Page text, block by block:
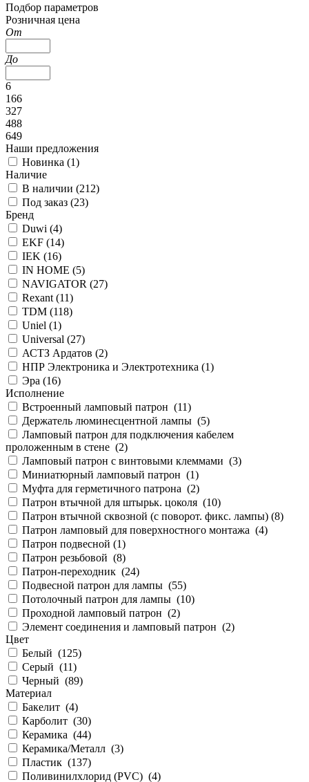
Подбор параметров
Розничная цена
От
До
6
166
327
488
649
Наши предложения
Новинка (1)
Наличие
В наличии (212)
Под заказ (23)
Бренд
Duwi (4)
EKF (14)
IEK (16)
IN HOME (5)
NAVIGATOR (27)
Rexant (11)
TDM (118)
Uniel (1)
Universal (27)
АСТЗ Ардатов (2)
НПР Электроника и Электротехника (1)
Эра (16)
Исполнение
Встроенный ламповый патрон (11)
Держатель люминесцентной лампы (5)
Ламповый патрон для подключения кабелем
проложенным в стене (2)
Ламповый патрон с винтовыми клеммами (3)
Миниатюрный ламповый патрон (1)
Муфта для герметичного патрона (2)
Патрон втычной для штырьк. цоколя (10)
Патрон втычной сквозной (с поворот. фикс. лампы) (8)
Патрон ламповый для поверхностного монтажа (4)
Патрон подвесной (1)
Патрон резьбовой (8)
Патрон-переходник (24)
Подвесной патрон для лампы (55)
Потолочный патрон для лампы (10)
Проходной ламповый патрон (2)
Элемент соединения и ламповый патрон (2)
Цвет
Белый (125)
Серый (11)
Черный (89)
Материал
Бакелит (4)
Карболит (30)
Керамика (44)
Керамика/Металл (3)
Пластик (137)
Поливинилхлорид (PVC) (4)